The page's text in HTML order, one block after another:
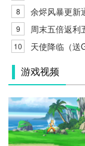
8 余烬风暴更新
9 周末五倍返利
10 天使降临（送
游戏视频